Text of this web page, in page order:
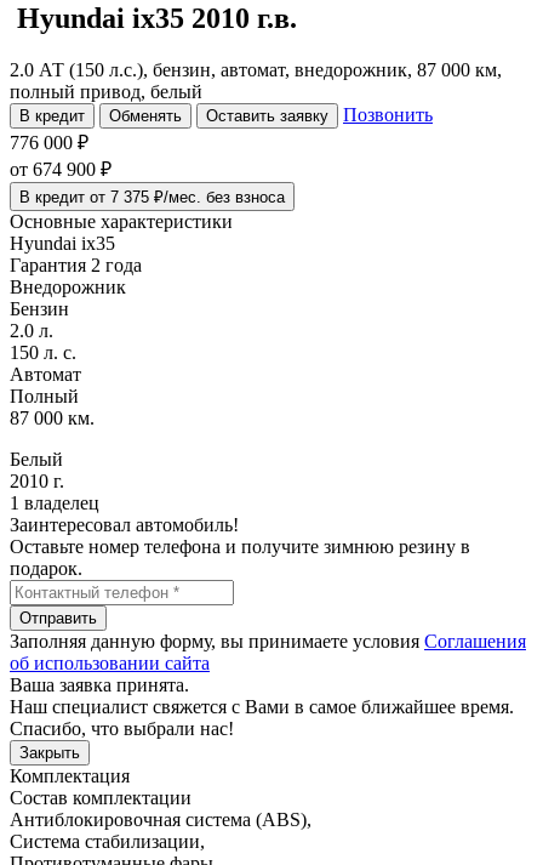
Hyundai ix35 2010 г.в.
2.0 АТ (150 л.с.), бензин, автомат, внедорожник, 87 000 км,
полный привод, белый
В кредит Обменять Оставить заявку
Позвонить
776 000 ₽
от 674 900 ₽
В кредит от 7 375 ₽/мес. без взноса
Основные характеристики
Hyundai ix35
Гарантия 2 года
Внедорожник
Бензин
2.0 л.
150 л. с.
Автомат
Полный
87 000 км.
Белый
2010 г.
1 владелец
Заинтересовал автомобиль!
Оставьте номер телефона и получите зимнюю резину в
подарок.
Отправить
Заполняя данную форму, вы принимаете условия Соглашения
об использовании сайта
Ваша заявка принята.
Наш специалист свяжется с Вами в самое ближайшее время.
Спасибо, что выбрали нас!
Закрыть
Комплектация
Состав комплектации
Антиблокировочная система (ABS),
Система стабилизации,